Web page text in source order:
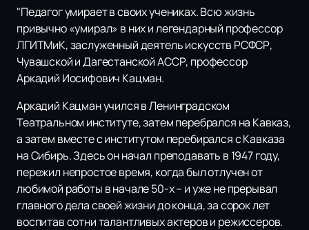
"Педагог умирает в своих учениках. Всю жизнь
привычно «умирал» в них и легендарный профессор
ЛГИТМиК, заслуженный деятель искусств РСФСР,
Чувашской и Дагестанской АССР, профессор
Аркадий Иосифович Кацман.
Аркадий Кацман учился в Ленинградском
Театральном институте, затем перебрался на Кавказ,
а затем вместе с институтом перебирался с Кавказа
на Сибирь. Здесь он начал преподавать в 1947 году,
пережил непростое время, когда был отлучен от
любимой работы в начале 50-х – и уже не прерывал
главного дела своей жизни до конца, за сорок лет
воспитав сотни талантливых актеров и режиссеров.